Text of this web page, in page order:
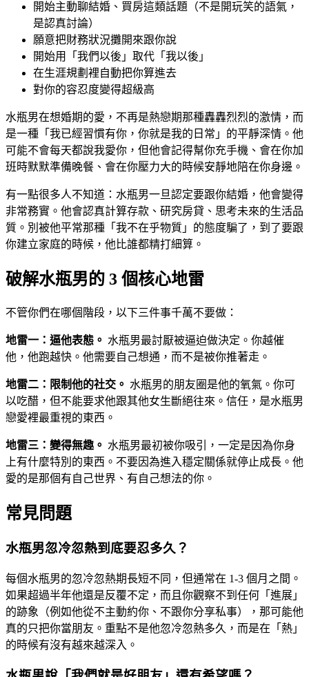
開始主動聊結婚、買房這類話題（不是開玩笑的語氣，
是認真討論）
願意把財務狀況攤開來跟你說
開始用「我們以後」取代「我以後」
在生涯規劃裡自動把你算進去
對你的容忍度變得超級高
水瓶男在想婚期的愛，不再是熱戀期那種轟轟烈烈的激情，而
是一種「我已經習慣有你，你就是我的日常」的平靜深情。他
可能不會每天都說我愛你，但他會記得幫你充手機、會在你加
班時默默準備晚餐、會在你壓力大的時候安靜地陪在你身邊。
有一點很多人不知道：水瓶男一旦認定要跟你結婚，他會變得
非常務實。他會認真計算存款、研究房貸、思考未來的生活品
質。別被他平常那種「我不在乎物質」的態度騙了，到了要跟
你建立家庭的時候，他比誰都精打細算。
破解水瓶男的 3 個核心地雷
不管你們在哪個階段，以下三件事千萬不要做：
地雷一：逼他表態。 水瓶男最討厭被逼迫做決定。你越催
他，他跑越快。他需要自己想通，而不是被你推著走。
地雷二：限制他的社交。 水瓶男的朋友圈是他的氧氣。你可
以吃醋，但不能要求他跟其他女生斷絕往來。信任，是水瓶男
戀愛裡最重視的東西。
地雷三：變得無趣。 水瓶男最初被你吸引，一定是因為你身
上有什麼特別的東西。不要因為進入穩定關係就停止成長。他
愛的是那個有自己世界、有自己想法的你。
常見問題
水瓶男忽冷忽熱到底要忍多久？
每個水瓶男的忽冷忽熱期長短不同，但通常在 1-3 個月之間。
如果超過半年他還是反覆不定，而且你觀察不到任何「進展」
的跡象（例如他從不主動約你、不跟你分享私事），那可能他
真的只把你當朋友。重點不是他忽冷忽熱多久，而是在「熱」
的時候有沒有越來越深入。